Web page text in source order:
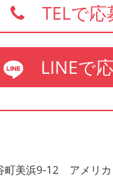
TELで応
LINEで
町美浜9-12 アメリカ